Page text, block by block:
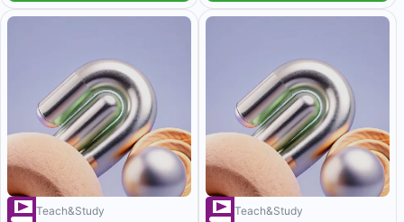
15 днейTeach&Study 1 месяцTeach&Study